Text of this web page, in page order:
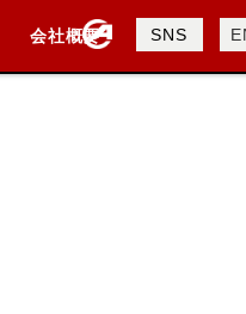
会社概要
会社概要
採用情報
SNS